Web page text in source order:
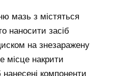
мазь з містяться
наносити засіб
на знезаражену
місце накрити
компоненти